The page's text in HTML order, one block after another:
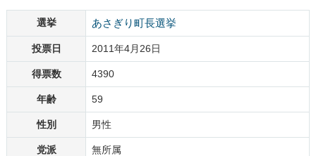
選挙 あさぎり町長選挙
投票日 2011年4月26日
得票数 4390
年齢 59
性別 男性
党派 無所属